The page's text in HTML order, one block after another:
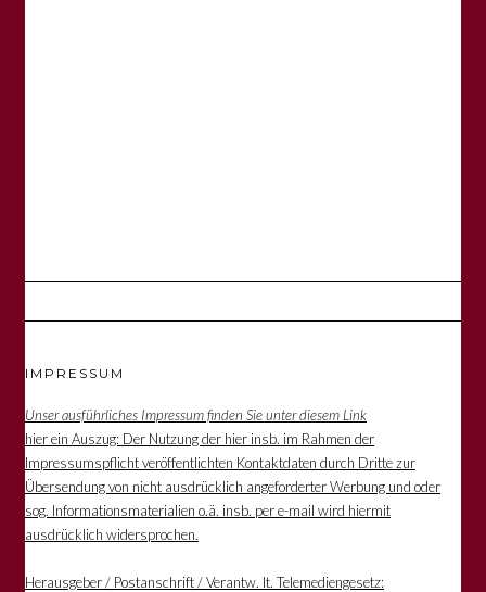
IMPRESSUM
Unser ausführliches Impressum finden Sie unter diesem Link
hier ein Auszug: Der Nutzung der hier insb. im Rahmen der
Impressumspflicht veröffentlichten Kontaktdaten durch Dritte zur
Übersendung von nicht ausdrücklich angeforderter Werbung und oder
sog. Informationsmaterialien o.ä. insb. per e-mail wird hiermit
ausdrücklich widersprochen.
Herausgeber / Postanschrift / Verantw. lt. Telemediengesetz: